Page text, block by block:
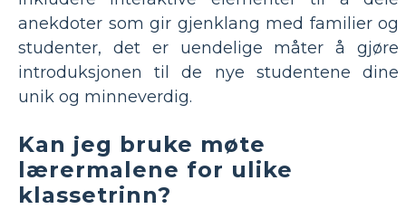
anekdoter som gir gjenklang med familier og
studenter, det er uendelige måter å gjøre
introduksjonen til de nye studentene dine
unik og minneverdig.
Kan jeg bruke møte
lærermalene for ulike
klassetrinn?